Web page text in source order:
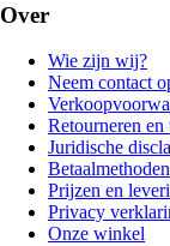
Over
Wie zijn wij?
Neem contact
Retourneren en
Juridische
Betaalmethoden
Prijzen en
Privacy
Onze winkel